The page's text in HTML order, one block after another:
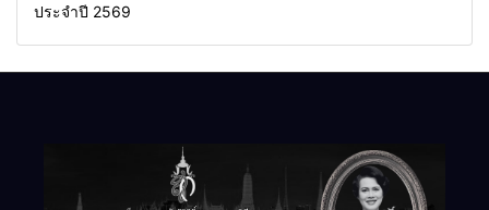
ประจำปี 2569